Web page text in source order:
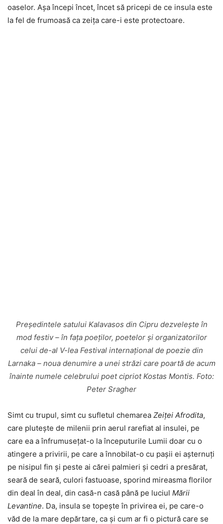
oaselor. Așa începi încet, încet să pricepi de ce insula este
la fel de frumoasă ca zeița care-i este protectoare.
Președintele satului Kalavasos din Cipru dezvelește în
mod festiv – în fața poeților, poetelor și organizatorilor
celui de-al V-lea Festival internațional de poezie din
Larnaka – noua denumire a unei străzi care poartă de acum
înainte numele celebrului poet cipriot Kostas Montis. Foto:
Peter Sragher
Simt cu trupul, simt cu sufletul chemarea Zeiței Afrodita,
care plutește de milenii prin aerul rarefiat al insulei, pe
care ea a înfrumusețat-o la începuturile Lumii doar cu o
atingere a privirii, pe care a înnobilat-o cu pașii ei așternuți
pe nisipul fin și peste ai cărei palmieri și cedri a presărat,
seară de seară, culori fastuoase, sporind mireasma florilor
din deal în deal, din casă-n casă până pe luciul Mării
Levantine. Da, insula se topește în privirea ei, pe care-o
văd de la mare depărtare, ca și cum ar fi o pictură care se